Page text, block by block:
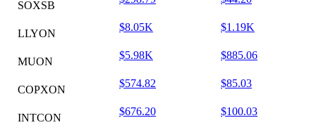
SOXSB
LLYON
$8.05K $1.19K
MUON
$5.98K $885.06
COPXON
$574.82 $85.03
INTCON
$676.20 $100.03